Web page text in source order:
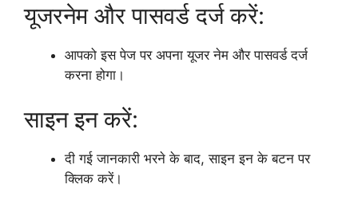
यूजरनेम और पासवर्ड दर्ज करें:
आपको इस पेज पर अपना यूजर नेम और पासवर्ड दर्ज
करना होगा।
साइन इन करें:
दी गई जानकारी भरने के बाद, साइन इन के बटन पर
क्लिक करें।